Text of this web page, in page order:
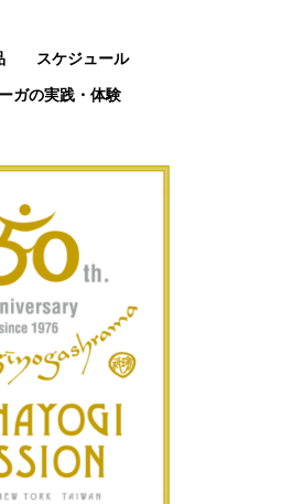
スケジュール
ガの実践・体験